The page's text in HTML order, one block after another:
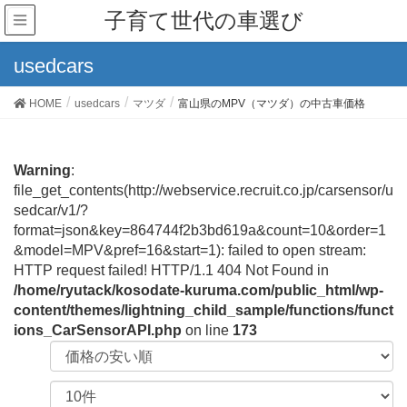
子育て世代の車選び
usedcars
HOME usedcars マツダ 富山県のMPV（マツダ）の中古車価格
Warning:
file_get_contents(http://webservice.recruit.co.jp/carsensor/u
sedcar/v1/?
format=json&key=864744f2b3bd619a&count=10&order=1
&model=MPV&pref=16&start=1): failed to open stream:
HTTP request failed! HTTP/1.1 404 Not Found in
/home/ryutack/kosodate-kuruma.com/public_html/wp-
content/themes/lightning_child_sample/functions/funct
ions_CarSensorAPI.php on line 173